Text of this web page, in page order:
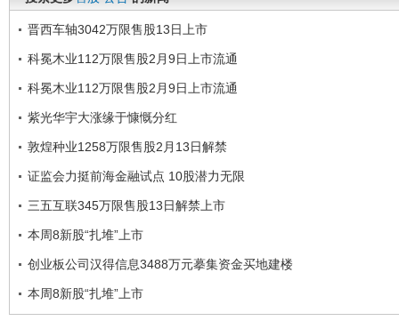
晋西车轴3042万限售股13日上市
科冕木业112万限售股2月9日上市流通
科冕木业112万限售股2月9日上市流通
紫光华宇大涨缘于慷慨分红
敦煌种业1258万限售股2月13日解禁
证监会力挺前海金融试点 10股潜力无限
三五互联345万限售股13日解禁上市
本周8新股“扎堆”上市
创业板公司汉得信息3488万元摹集资金买地建楼
本周8新股“扎堆”上市